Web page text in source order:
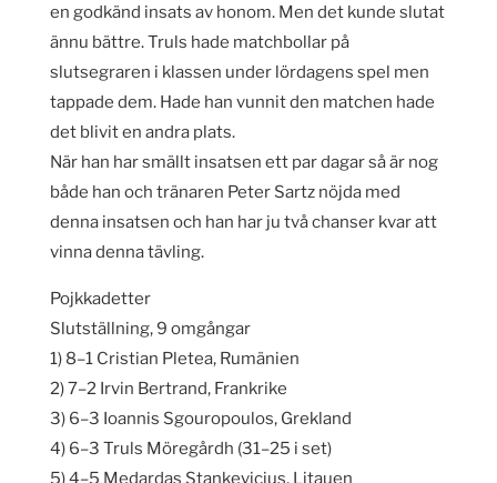
en godkänd insats av honom. Men det kunde slutat
ännu bättre. Truls hade matchbollar på
slutsegraren i klassen under lördagens spel men
tappade dem. Hade han vunnit den matchen hade
det blivit en andra plats.
När han har smällt insatsen ett par dagar så är nog
både han och tränaren Peter Sartz nöjda med
denna insatsen och han har ju två chanser kvar att
vinna denna tävling.
Pojkkadetter
Slutställning, 9 omgångar
1) 8–1 Cristian Pletea, Rumänien
2) 7–2 Irvin Bertrand, Frankrike
3) 6–3 Ioannis Sgouropoulos, Grekland
4) 6–3 Truls Möregårdh (31–25 i set)
5) 4–5 Medardas Stankevicius, Litauen